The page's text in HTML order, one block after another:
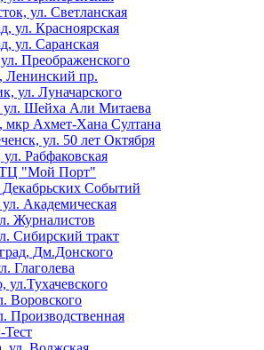
ул. Светланская
ул. Красноярская
ул. Саранская
Преображенского
Ленинский пр.
ул. Луначарского
ул. Шейха Али Митаева
мкр Ахмет-Хана Султана
ул. 50 лет Октября
Рабфаковская
"Мой Порт"
Событий
Академическая
Журналистов
Сибирский тракт
Дм.Донского
Глаголева
ул.Тухачевского
Воровского
Производственная
Тест